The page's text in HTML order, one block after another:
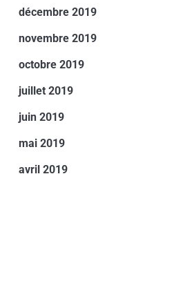
décembre 2019
novembre 2019
octobre 2019
juillet 2019
juin 2019
mai 2019
avril 2019